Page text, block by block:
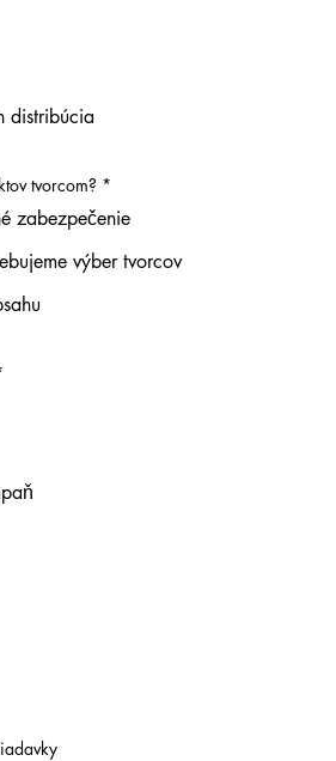
tvorcov a ich distribúcia
tvorcom? *
zabezpečenie
výber tvorcov